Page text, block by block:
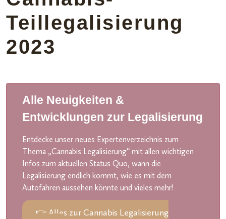
Teillegalisierung
2023
Alle Neuigkeiten &
Entwicklungen zur Legalisierung
Entdecke unser neues Expertenverzeichnis zum
Thema „Cannabis Legalisierung“ mit allen wichtigen
Infos zum aktuellen Status Quo, wann die
Legalisierung endlich kommt, wie es mit dem
Autofahren aussehen könnte und vieles mehr!
👉 Alles zur Cannabis Legalisierung